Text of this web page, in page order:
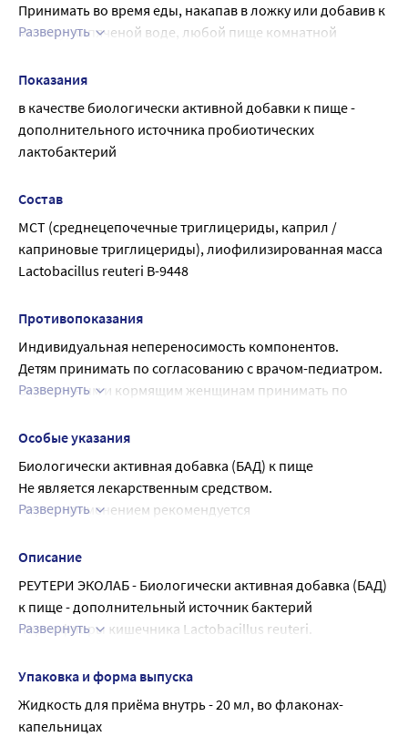
Принимать во время еды, накапав в ложку или добавив к
молоку, кипяченой воде, любой пище комнатной
Необходимо избегать контакта дозатора с жидкостью, не
капать непосредственно в рот.
Детям с 3-х лет и взрослым по 5 капель (0,25 мл) 2 раза в
сутки во время еды.
Держать флакон вертикально для правильного
Продолжительность приема - 1 месяц.
При необходимости прием можно повторить
Развернуть
Показания
в качестве биологически активной добавки к пище -
дополнительного источника пробиотических
лактобактерий
Состав
МСТ (среднецепочечные триглицериды, каприл /
каприновые триглицериды), лиофилизированная масса
Lactobacillus reuteri В-9448
Противопоказания
Индивидуальная непереносимость компонентов.
Детям принимать по согласованию с врачом-педиатром.
Беременным и кормящим женщинам принимать по
Перед применением рекомендуется
проконсультироваться с врачом
Развернуть
Особые указания
Биологически активная добавка (БАД) к пище
Не является лекарственным средством.
Перед применением рекомендуется
Развернуть
Описание
РЕУТЕРИ ЭКОЛАБ - Биологически активная добавка (БАД)
к пище - дополнительный источник бактерий
нормофлоры кишечника Lactobacillus reuteri.
дозе (10 капель (0,5 мл)):
reuteri B-9448 2,0 х 10⁷ КОЕ
Адекватный и верхний допустимые уровни суточного
Развернуть
Упаковка и форма выпуска
Жидкость для приёма внутрь - 20 мл, во флаконах-
капельницах